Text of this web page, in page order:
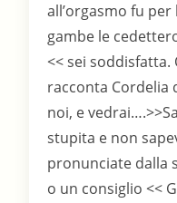
all’orgasmo fu
gambe le
<< sei
racconta Cordelia
noi, e
stupita e non
pronunciate dalla
o un consiglio <<